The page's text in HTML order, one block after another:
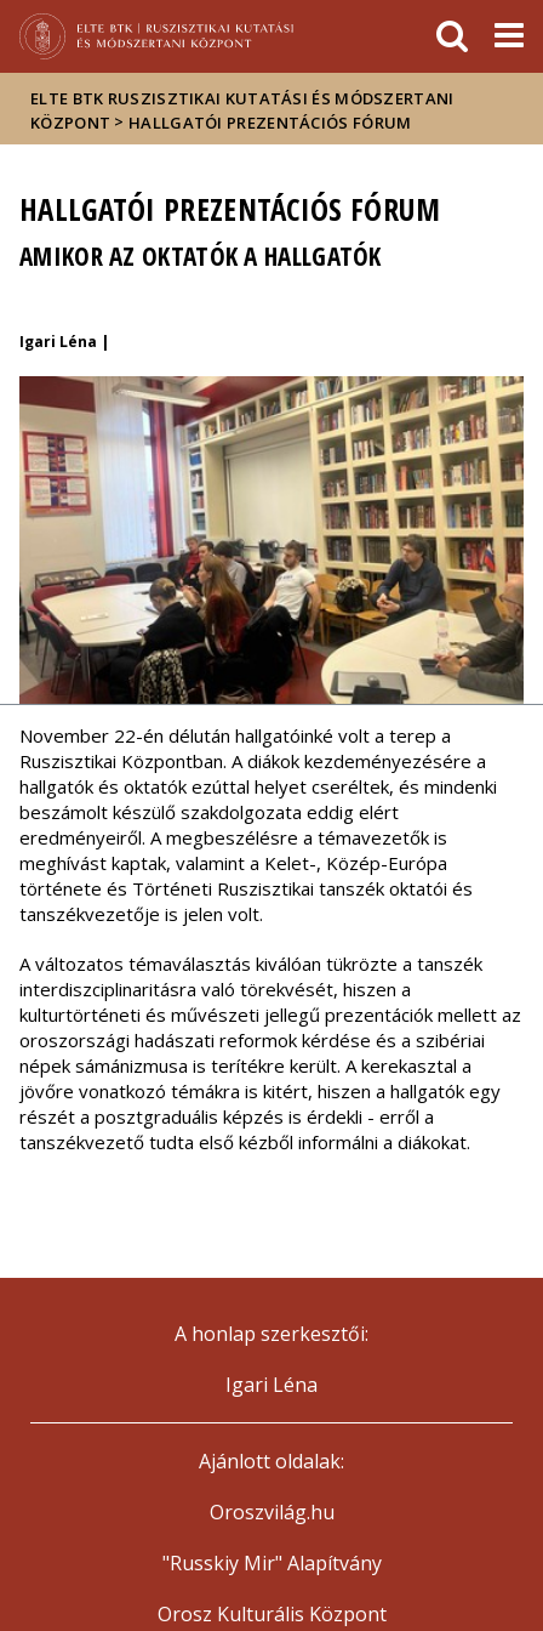
Hírek
Események
ELTE a
sajtóban
ELTE BTK RUSZISZTIKAI KUTATÁSI ÉS MÓDSZERTANI
KÖZPONT > HALLGATÓI PREZENTÁCIÓS FÓRUM
HALLGATÓI PREZENTÁCIÓS FÓRUM
AMIKOR AZ OKTATÓK A HALLGATÓK
Igari Léna |
November 22-én délután hallgatóinké volt a terep a
Ruszisztikai Központban. A diákok kezdeményezésére a
hallgatók és oktatók ezúttal helyet cseréltek, és mindenki
beszámolt készülő szakdolgozata eddig elért
eredményeiről. A megbeszélésre a témavezetők is
meghívást kaptak, valamint a Kelet-, Közép-Európa
története és Történeti Ruszisztikai tanszék oktatói és
tanszékvezetője is jelen volt.
A változatos témaválasztás kiválóan tükrözte a tanszék
interdiszciplinaritásra való törekvését, hiszen a
kulturtörténeti és művészeti jellegű prezentációk mellett az
oroszországi hadászati reformok kérdése és a szibériai
népek sámánizmusa is terítékre került. A kerekasztal a
jövőre vonatkozó témákra is kitért, hiszen a hallgatók egy
részét a posztgraduális képzés is érdekli - erről a
tanszékvezető tudta első kézből informálni a diákokat.
A honlap szerkesztői:
Igari Léna
Ajánlott oldalak:
Oroszvilág.hu
"Russkiy Mir" Alapítvány
Orosz Kulturális Központ